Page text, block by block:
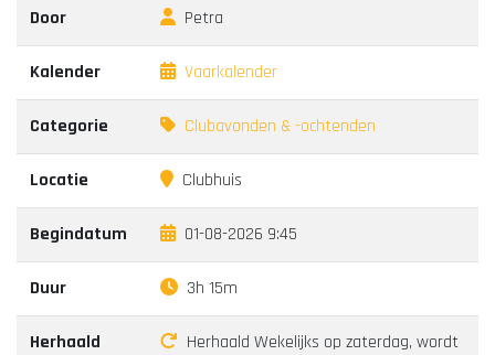
Door Petra
Kalender Vaarkalender
Categorie Clubavonden & -ochtenden
Locatie Clubhuis
Begindatum 01-08-2026 9:45
Duur 3h 15m
Herhaald
Herhaald Wekelijks op zaterdag, wordt